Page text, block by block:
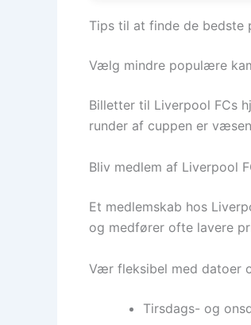
Tips til at finde de bedste
Vælg mindre populære
Billetter til Liverpool FCs
runder af cuppen er
Bliv medlem af Liverpool
Et medlemskab hos
og medfører ofte lavere
Vær fleksibel med datoer
Tirsdags- og